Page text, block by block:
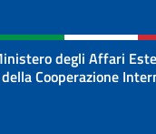
degli Affari
Cooperazione